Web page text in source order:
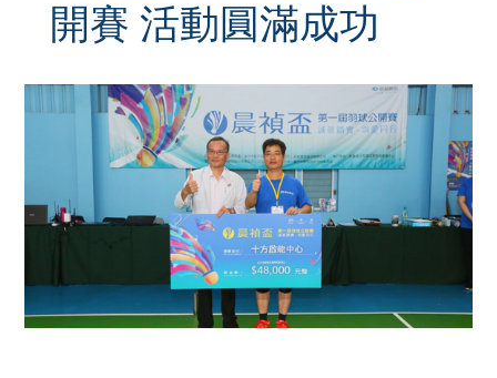
開賽 活動圓滿成功